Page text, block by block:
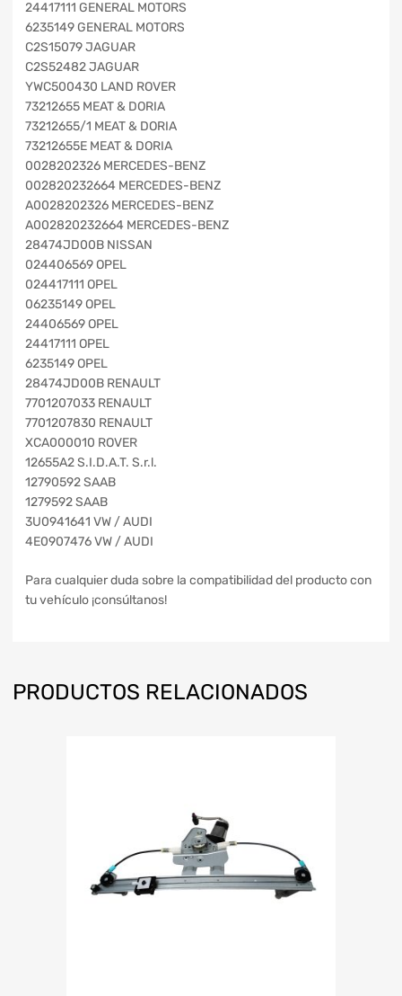
24417111 GENERAL MOTORS
6235149 GENERAL MOTORS
C2S15079 JAGUAR
C2S52482 JAGUAR
YWC500430 LAND ROVER
73212655 MEAT & DORIA
73212655/1 MEAT & DORIA
73212655E MEAT & DORIA
0028202326 MERCEDES-BENZ
002820232664 MERCEDES-BENZ
A0028202326 MERCEDES-BENZ
A002820232664 MERCEDES-BENZ
28474JD00B NISSAN
024406569 OPEL
024417111 OPEL
06235149 OPEL
24406569 OPEL
24417111 OPEL
6235149 OPEL
28474JD00B RENAULT
7701207033 RENAULT
7701207830 RENAULT
XCA000010 ROVER
12655A2 S.I.D.A.T. S.r.l.
12790592 SAAB
1279592 SAAB
3U0941641 VW / AUDI
4E0907476 VW / AUDI
Para cualquier duda sobre la compatibilidad del producto con
tu vehículo ¡consúltanos!
PRODUCTOS RELACIONADOS